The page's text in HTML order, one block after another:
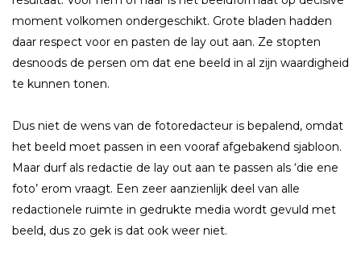
moment volkomen ondergeschikt. Grote bladen hadden
daar respect voor en pasten de lay out aan. Ze stopten
desnoods de persen om dat ene beeld in al zijn waardigheid
te kunnen tonen.
Dus niet de wens van de fotoredacteur is bepalend, omdat
het beeld moet passen in een vooraf afgebakend sjabloon.
Maar durf als redactie de lay out aan te passen als ‘die ene
foto’ erom vraagt. Een zeer aanzienlijk deel van alle
redactionele ruimte in gedrukte media wordt gevuld met
beeld, dus zo gek is dat ook weer niet.